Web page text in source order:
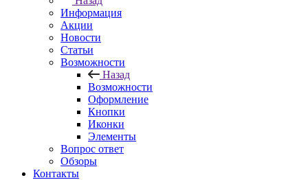
Информация
Акции
Новости
Статьи
Возможности
Назад
Возможности
Оформление
Кнопки
Иконки
Элементы
Вопрос ответ
Обзоры
Контакты